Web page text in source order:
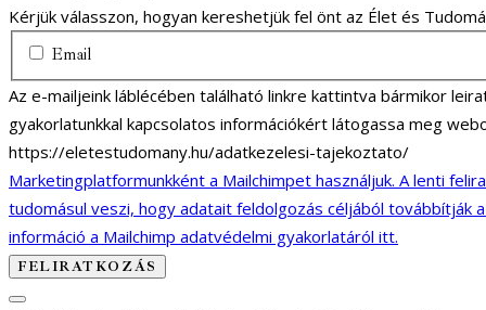
Kérjük válasszon, hogyan kereshetjük fel önt az Élet és
Email
Az e-mailjeink láblécében található linkre kattintva bármikor
gyakorlatunkkal kapcsolatos információkért látogassa meg
https://eletestudomany.hu/adatkezelesi-tajekoztato/
Marketingplatformunkként a Mailchimpet használjuk. A lenti
tudomásul veszi, hogy adatait feldolgozás céljából továbbítják
információ a Mailchimp adatvédelmi gyakorlatáról itt.